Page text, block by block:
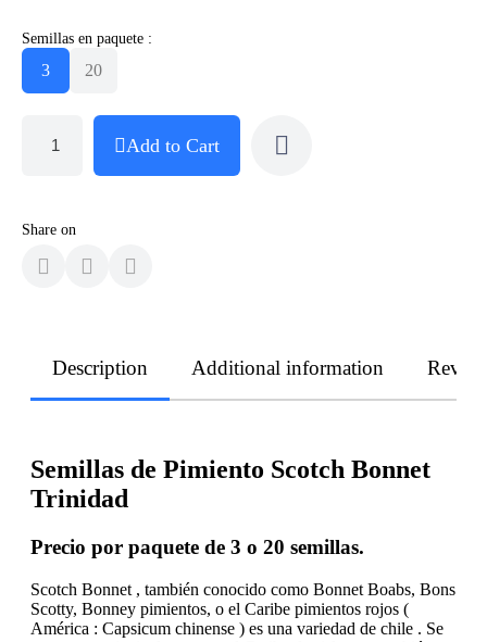
Semillas en paquete :
3 20
Add to Cart
Share on
Description Additional information
Semillas de Pimiento Scotch Bonnet
Trinidad
Precio por paquete de 3 o 20 semillas.
Scotch Bonnet , también conocido como Bonnet Boabs, Bons
Scotty, Bonney pimientos, o el Caribe pimientos rojos (
América : Capsicum chinense ) es una variedad de chile . Se